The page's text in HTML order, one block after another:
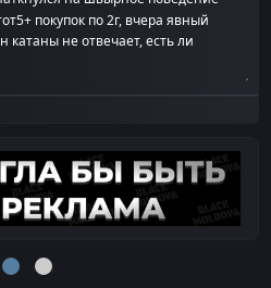
покупок по 2г, вчера явный
катаны не отвечает, есть ли